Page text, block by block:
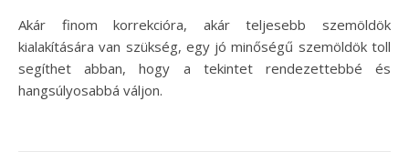
Akár finom korrekcióra, akár teljesebb szemöldök
kialakítására van szükség, egy jó minőségű szemöldök toll
segíthet abban, hogy a tekintet rendezettebbé és
hangsúlyosabbá váljon.